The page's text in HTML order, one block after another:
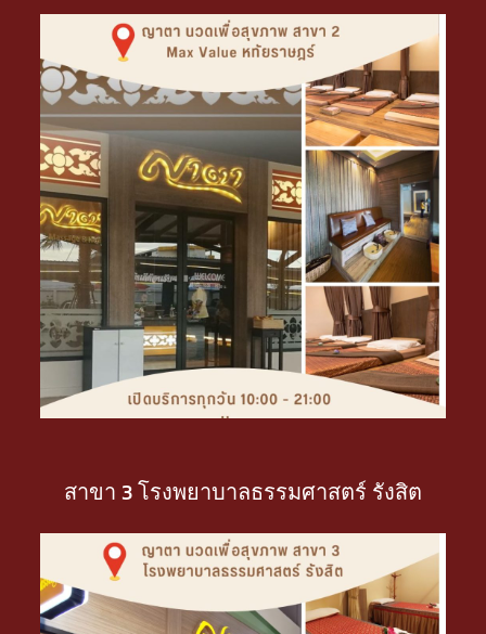
สาขา 3 โรงพยาบาลธรรมศาสตร์ รังสิต